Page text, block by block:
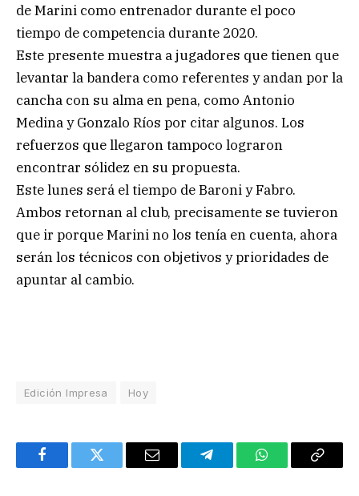
de Marini como entrenador durante el poco
tiempo de competencia durante 2020.
Este presente muestra a jugadores que tienen que
levantar la bandera como referentes y andan por la
cancha con su alma en pena, como Antonio
Medina y Gonzalo Ríos por citar algunos. Los
refuerzos que llegaron tampoco lograron
encontrar sólidez en su propuesta.
Este lunes será el tiempo de Baroni y Fabro.
Ambos retornan al club, precisamente se tuvieron
que ir porque Marini no los tenía en cuenta, ahora
serán los técnicos con objetivos y prioridades de
apuntar al cambio.
Edición Impresa Hoy
FacebookTwitter Email TelegramWhatsAppCopy